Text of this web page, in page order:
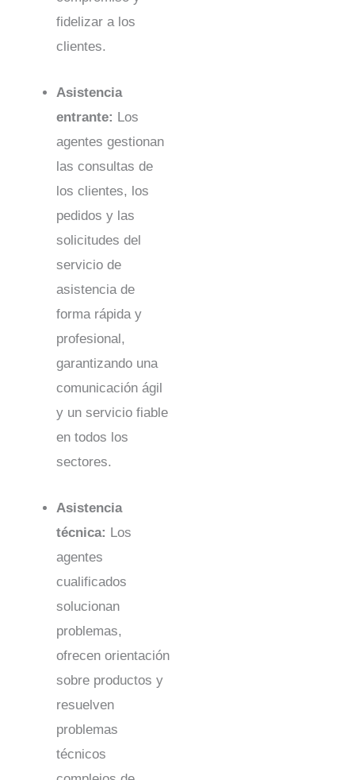
fidelizar a los
clientes.
Asistencia
entrante: Los
agentes gestionan
las consultas de
los clientes, los
pedidos y las
solicitudes del
servicio de
asistencia de
forma rápida y
profesional,
garantizando una
comunicación ágil
y un servicio fiable
en todos los
sectores.
Asistencia
técnica: Los
agentes
cualificados
solucionan
problemas,
ofrecen orientación
sobre productos y
resuelven
problemas
técnicos